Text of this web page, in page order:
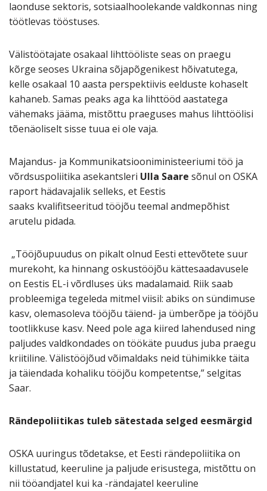
laonduse sektoris, sotsiaalhoolekande valdkonnas ning
töötlevas tööstuses.
Välistöötajate osakaal lihttööliste seas on praegu
kõrge seoses Ukraina sõjapõgenikest hõivatutega,
kelle osakaal 10 aasta perspektiivis eelduste kohaselt
kahaneb. Samas peaks aga ka lihttööd aastatega
vähemaks jääma, mistõttu praeguses mahus lihttöölisi
tõenäoliselt sisse tuua ei ole vaja.
Majandus- ja Kommunikatsiooniministeeriumi töö ja
võrdsuspoliitika asekantsleri Ulla Saare sõnul on OSKA
raport hädavajalik selleks, et Eestis
saaks kvalifitseeritud tööjõu teemal andmepõhist
arutelu pidada.
„Tööjõupuudus on pikalt olnud Eesti ettevõtete suur
murekoht, ka hinnang oskustööjõu kättesaadavusele
on Eestis EL-i võrdluses üks madalamaid. Riik saab
probleemiga tegeleda mitmel viisil: abiks on sündimuse
kasv, olemasoleva tööjõu täiend- ja ümberõpe ja tööjõu
tootlikkuse kasv. Need pole aga kiired lahendused ning
paljudes valdkondades on töökäte puudus juba praegu
kriitiline. Välistööjõud võimaldaks neid tühimikke täita
ja täiendada kohaliku tööjõu kompetentse,” selgitas
Saar.
Rändepoliitikas tuleb sätestada selged eesmärgid
OSKA uuringus tõdetakse, et Eesti rändepoliitika on
killustatud, keeruline ja paljude erisustega, mistõttu on
nii tööandjatel kui ka -rändajatel keeruline